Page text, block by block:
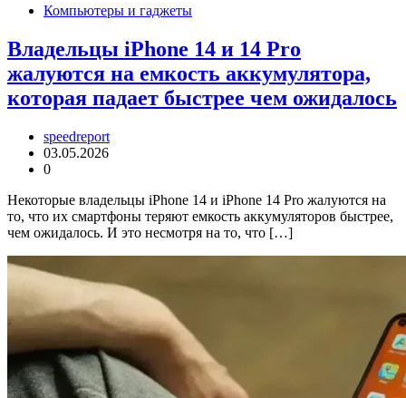
Компьютеры и гаджеты
Владельцы iPhone 14 и 14 Pro
жалуются на емкость аккумулятора,
которая падает быстрее чем ожидалось
speedreport
03.05.2026
0
Некоторые владельцы iPhone 14 и iPhone 14 Pro жалуются на
то, что их смартфоны теряют емкость аккумуляторов быстрее,
чем ожидалось. И это несмотря на то, что […]